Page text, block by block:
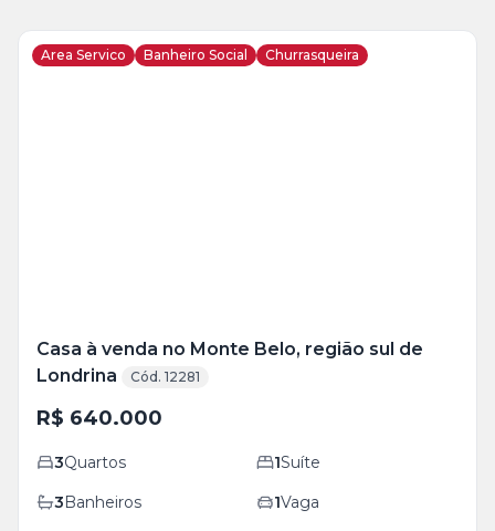
Area Servico Banheiro Social Churrasqueira
Casa à venda no Monte Belo, região sul de
Londrina
Cód. 12281
R$ 640.000
3Quartos 1Suíte
3Banheiros 1Vaga